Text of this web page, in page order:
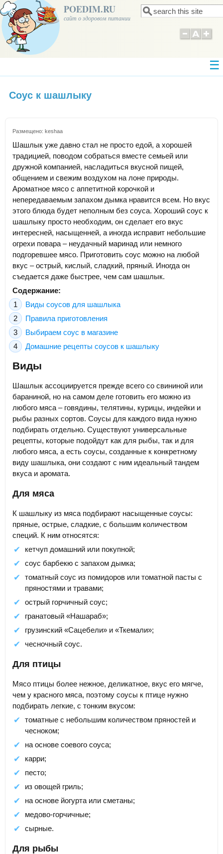
POEDIM.RU
сайт о здоровом питании Форма поиска
Поиск
Соус к шашлыку
Размещено: keshaa
Шашлык уже давно стал не просто едой, а хорошей
традицией, поводом собраться вместе семьей или
дружной компанией, насладиться вкусной пищей,
общением и свежим воздухом на лоне природы.
Ароматное мясо с аппетитной корочкой и
непередаваемым запахом дымка нравится всем. Но вкус
этого блюда будет неполным без соуса. Хороший соус к
шашлыку просто необходим, он сделает его вкус
интересней, насыщенней, а иногда исправит небольшие
огрехи повара – неудачный маринад или немного
подгоревшее мясо. Приготовить соус можно на любой
вкус – острый, кислый, сладкий, пряный. Иногда он
съедается даже быстрее, чем сам шашлык.
Содержание:
Виды соусов для шашлыка
Правила приготовления
Выбираем соус в магазине
Домашние рецепты соусов к шашлыку
Виды
Шашлык ассоциируется прежде всего со свининой или
бараниной, но на самом деле готовить его можно из
любого мяса – говядины, телятины, курицы, индейки и
рыбы разных сортов. Соусы для каждого вида нужно
подбирать отдельно. Существуют универсальные
рецепты, которые подойдут как для рыбы, так и для
любого мяса, а есть соусы, созданные к конкретному
виду шашлыка, они создают с ним идеальный тандем
вкуса и аромата.
Для мяса
К шашлыку из мяса подбирают насыщенные соусы:
пряные, острые, сладкие, с большим количеством
специй. К ним относятся:
кетчуп домашний или покупной;
соус барбекю с запахом дымка;
томатный соус из помидоров или томатной пасты с
пряностями и травами;
острый горчичный соус;
гранатовый «Нашараб»;
грузинский «Сацебели» и «Ткемали»;
чесночный соус.
Для птицы
Мясо птицы более нежное, деликатное, вкус его мягче,
чем у красного мяса, поэтому соусы к птице нужно
подбирать легкие, с тонким вкусом:
томатные с небольшим количеством пряностей и
чесноком;
на основе соевого соуса;
карри;
песто;
из овощей гриль;
на основе йогурта или сметаны;
медово-горчичные;
сырные.
Для рыбы